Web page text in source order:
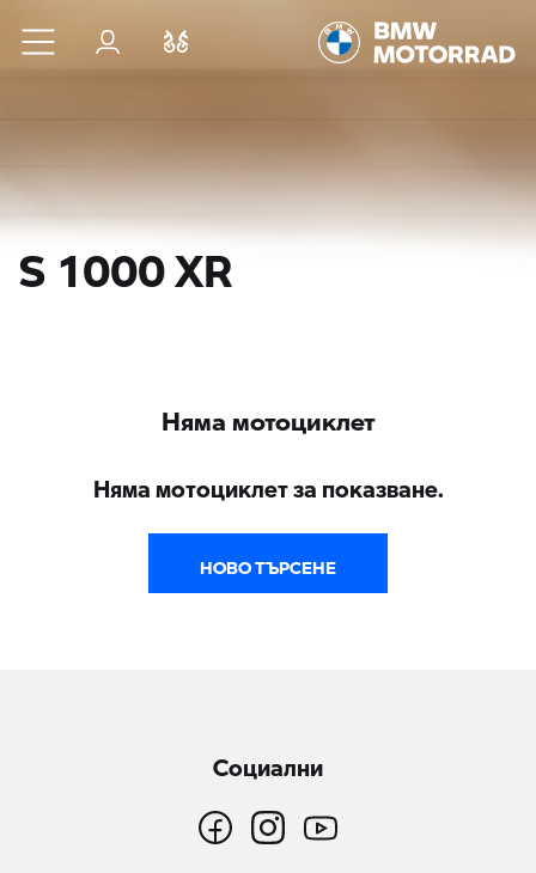
Към основното съдържание
Вход
S 1000 XR
Няма мотоциклет
Няма мотоциклет за показване.
НОВО ТЪРСЕНЕ
Социални